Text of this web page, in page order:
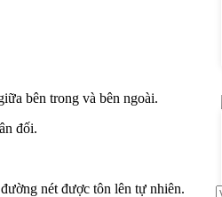
bên trong và bên ngoài.
đối.
nét được tôn lên tự nhiên.